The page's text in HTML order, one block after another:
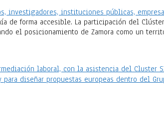
investigadores, instituciones públicas,
forma accesible. La participación del
el posicionamiento de Zamora como un
laboral, con la asistencia del Cluster
diseñar propuestas europeas dentro del